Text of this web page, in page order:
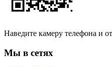
Наведите камеру телефона и
Мы в сетях